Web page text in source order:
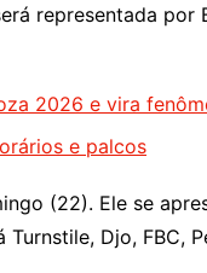
representada
2026 e vira
e palcos
(22). Ele se
Djo, FBC,